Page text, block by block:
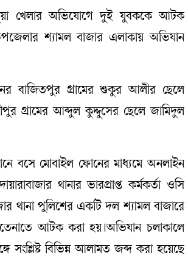
খেলার অভিযোগে দুই যুবককে আটক
শ্যামল বাজার এলাকায় অভিযান
বাজিতপুর গ্রামের শুকুর আলীর ছেলে
গ্রামের আব্দুল কুদ্দুসের ছেলে জামিদুল
বসে মোবাইল ফোনের মাধ্যমে অনলাইন
থানার ভারপ্রাপ্ত কর্মকর্তা ওসি
থানা পুলিশের একটি দল শ্যামল বাজারে
আটক করা হয়।অভিযান চলাকালে
বিভিন্ন আলামত জব্দ করা হয়েছে